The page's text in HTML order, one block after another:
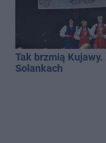
Tak brzmią
Solankach